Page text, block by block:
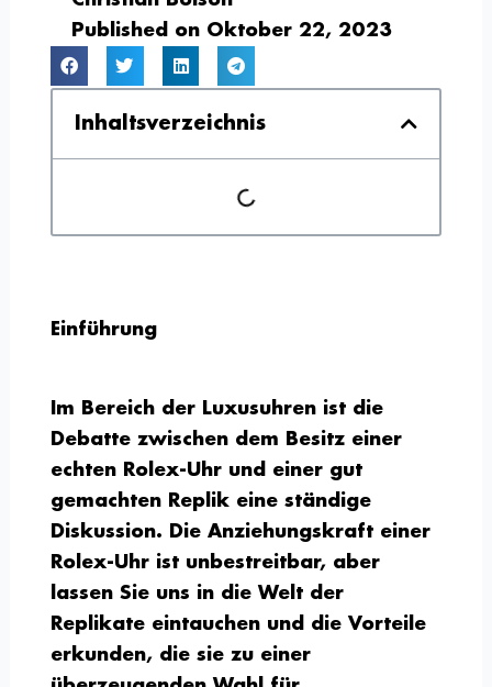
Published on Oktober 22, 2023
Inhaltsverzeichnis
Einführung
Im Bereich der Luxusuhren ist die
Debatte zwischen dem Besitz einer
echten Rolex-Uhr und einer gut
gemachten Replik eine ständige
Diskussion. Die Anziehungskraft einer
Rolex-Uhr ist unbestreitbar, aber
lassen Sie uns in die Welt der
Replikate eintauchen und die Vorteile
erkunden, die sie zu einer